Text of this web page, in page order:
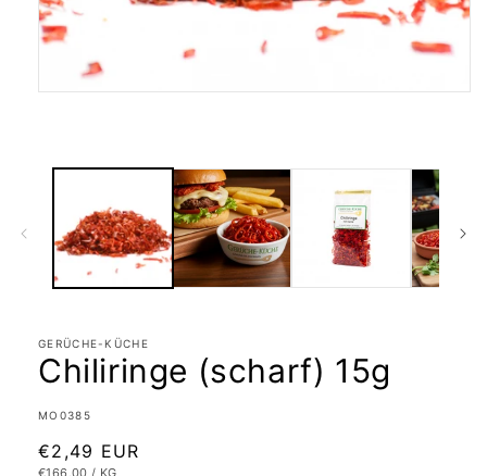
öffnen
GERÜCHE-KÜCHE
Chiliringe (scharf) 15g
SKU:
MO0385
Normaler
€2,49 EUR
GRUNDPREIS
€166,00 / PRO
KG